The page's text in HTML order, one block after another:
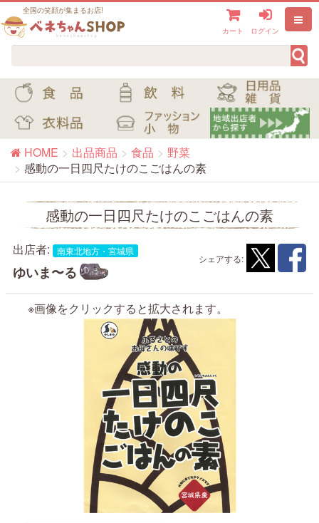
全国の笑顔が集まるお店!
カート ログイン
HOME 出品商品 食品
野菜
感動の一日四尺たけのこごはんの素
感動の一日四尺たけのこごはんの素
シェアする:
出店者: 南東北地方・宮城県
ゆいま〜る
※画像をクリックすると拡大されます。